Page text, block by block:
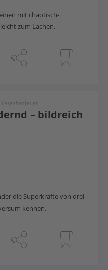
mit chaotisch-
zum Lachen.
– bildreich
Leseabenteuer
die Superkräfte von drei
kennen.